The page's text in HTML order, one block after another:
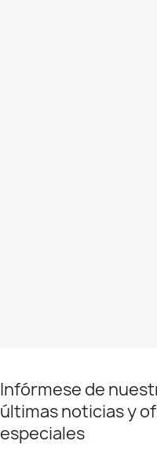
Infórmese de
últimas noticias y
especiales